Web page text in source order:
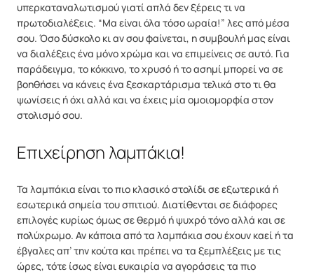
υπερκαταναλωτισμού γιατί απλά δεν ξέρεις τι να
πρωτοδιαλέξεις. “Μα είναι όλα τόσο ωραία!” λες από μέσα
σου. Όσο δύσκολο κι αν σου φαίνεται, η συμβουλή μας είναι
να διαλέξεις ένα μόνο χρώμα και να επιμείνεις σε αυτό. Για
παράδειγμα, το κόκκινο, το χρυσό ή το ασημί μπορεί να σε
βοηθήσει να κάνεις ένα ξεσκαρτάρισμα τελικά στο τι θα
ψωνίσεις ή όχι αλλά και να έχεις μία ομοιομορφία στον
στολισμό σου.
Επιχείρηση λαμπάκια!
Τα λαμπάκια είναι το πιο κλασικό στολίδι σε εξωτερικά ή
εσωτερικά σημεία του σπιτιού. Διατίθενται σε διάφορες
επιλογές κυρίως όμως σε θερμό ή ψυχρό τόνο αλλά και σε
πολύχρωμο. Αν κάποια από τα λαμπάκια σου έχουν καεί ή τα
έβγαλες απ’ την κούτα και πρέπει να τα ξεμπλέξεις με τις
ώρες, τότε ίσως είναι ευκαιρία να αγοράσεις τα πιο